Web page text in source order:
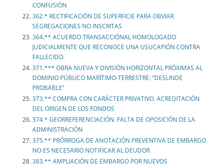
CONFUSIÓN
362.* RECTIFICACIÓN DE SUPERFICIE PARA OBVIAR
SEGREGACIONES NO INSCRITAS
364.** ACUERDO TRANSACCIÓNAL HOMOLOGADO
JUDICIALMENTE QUE RECONOCE UNA USUCAPIÓN CONTRA
FALLECIDO.
371.*** OBRA NUEVA Y DIVISIÓN HORIZONTAL PRÓXIMAS AL
DOMINIO PÚBLICO MARÍTIMO-TERRESTRE: “DESLINDE
PROBABLE”
373.** COMPRA CON CARÁCTER PRIVATIVO. ACREDITACIÓN
DEL ORIGEN DE LOS FONDOS
374.* GEORREFERENCIACIÓN. FALTA DE OPOSICIÓN DE LA
ADMINISTRACIÓN
375.** PRÓRROGA DE ANOTACIÓN PREVENTIVA DE EMBARGO.
NO ES NECESARIO NOTIFICAR AL DEUDOR
383.** AMPLIACIÓN DE EMBARGO POR NUEVOS